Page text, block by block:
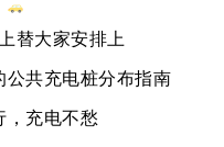
替大家安排上
公共充电桩分布指南
，充电不愁